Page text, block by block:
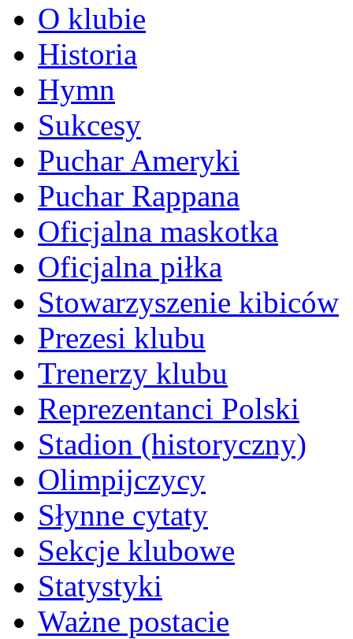
O klubie
Historia
Hymn
Sukcesy
Puchar Ameryki
Puchar Rappana
Oficjalna maskotka
Oficjalna piłka
Stowarzyszenie kibiców
Prezesi klubu
Trenerzy klubu
Reprezentanci Polski
Stadion (historyczny)
Olimpijczycy
Słynne cytaty
Sekcje klubowe
Statystyki
Ważne postacie